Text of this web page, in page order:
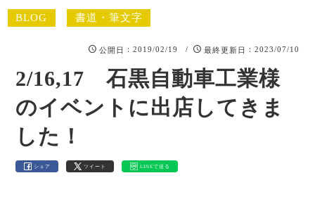
BLOG 書道・筆文字
公開日 ：2019/02/19 / 最終更新日 ：2023/07/10
2/16,17 石黒自動車工業様
のイベントに出店してきま
した！
シェア ツイート LINEで送る